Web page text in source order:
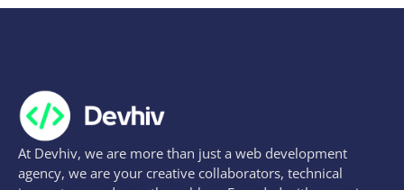
At Devhiv, we are more than just a web development
agency, we are your creative collaborators, technical